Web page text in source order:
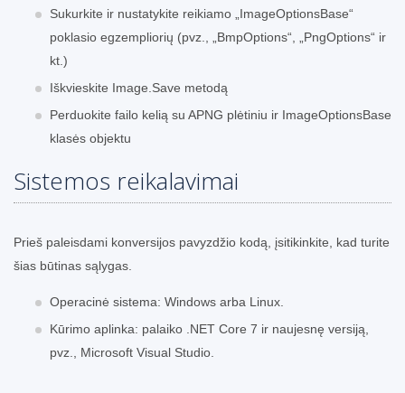
Sukurkite ir nustatykite reikiamo „ImageOptionsBase“
poklasio egzempliorių (pvz., „BmpOptions“, „PngOptions“ ir
kt.)
Iškvieskite Image.Save metodą
Perduokite failo kelią su APNG plėtiniu ir ImageOptionsBase
klasės objektu
Sistemos reikalavimai
Prieš paleisdami konversijos pavyzdžio kodą, įsitikinkite, kad turite
šias būtinas sąlygas.
Operacinė sistema: Windows arba Linux.
Kūrimo aplinka: palaiko .NET Core 7 ir naujesnę versiją,
pvz., Microsoft Visual Studio.